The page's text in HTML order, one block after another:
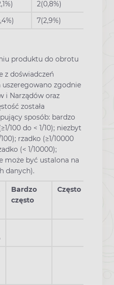
2(0,8%)
7(2,9%)
produktu do obrotu
z doświadczeń
zgodnie
i Narządów oraz
została
sposób: bardzo
100 do < 1/10); niezbyt
rzadko (≥1/10000
(< 1/10000);
może być ustalona na
danych).
Bardzo
często
Często